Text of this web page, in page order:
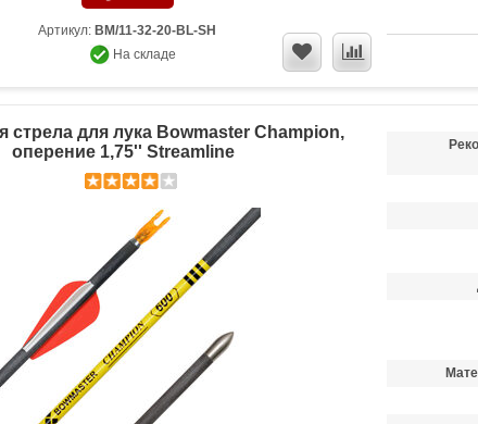
Артикул: BM/11-32-20-BL-SH
На складе
стрела для лука Bowmaster Champion,
оперение 1,75'' Streamline